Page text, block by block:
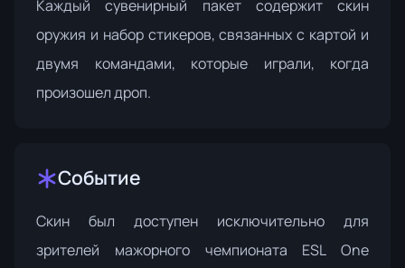
Каждый сувенирный пакет содержит скин
оружия и набор стикеров, связанных с картой и
двумя командами, которые играли, когда
произошел дроп.
Событие
Скин был доступен исключительно для
зрителей мажорного чемпионата ESL One